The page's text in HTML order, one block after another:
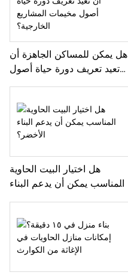
هل يمكن للمساكن الجاهزة أن
تعيد تعريف دورة حياة أصول
هل اختيار البيت الحاوية
المناسب يمكن أن يدعم البناء